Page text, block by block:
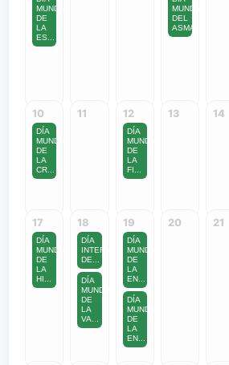
MUNDIAL
DE
LA
ES...
MUNDIAL
DEL
ASMA...
10
DÍA
MUNDIAL
DE
LA
CR...
11 12
DÍA
MUNDIAL
DE
LA
FI...
13 14
17
DÍA
MUNDIAL
DE
LA
HI...
18
DÍA
INTERNACIONAL
DE...
DÍA
MUNDIAL
DE
LA
VA...
19
DÍA
MUNDIAL
DE
LA
EN...
DÍA
MUNDIAL
DE
LA
EN...
20 21